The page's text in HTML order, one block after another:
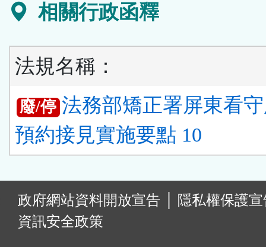
相關行政函釋
法規名稱：
廢/停 法務部矯正署屏東看
預約接見實施要點 10
政府網站資料開放宣告
隱私權保護
資訊安全政策